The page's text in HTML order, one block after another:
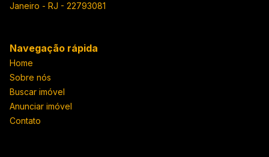
Janeiro - RJ - 22793081
Navegação rápida
Home
Sobre nós
Buscar imóvel
Anunciar imóvel
Contato